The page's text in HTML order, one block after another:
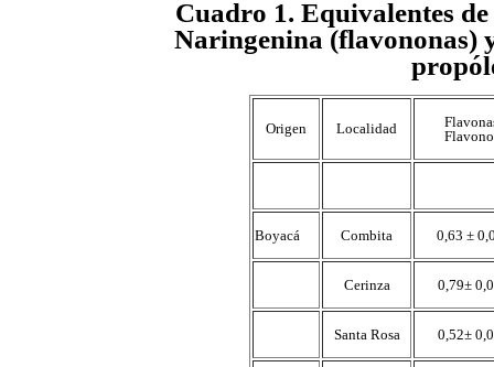
Cuadro 1. Equivalentes
Naringenina (flavononas)
Origen Localidad
Boyacá Combita 0,63 ±
Cerinza 0,79±
Santa Rosa 0,52±